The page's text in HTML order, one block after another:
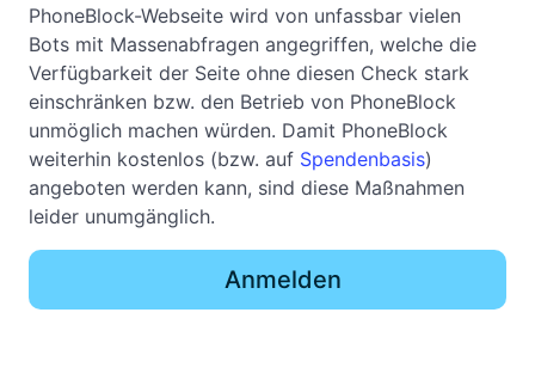
PhoneBlock-Webseite wird von unfassbar vielen
Bots mit Massenabfragen angegriffen, welche die
Verfügbarkeit der Seite ohne diesen Check stark
einschränken bzw. den Betrieb von PhoneBlock
unmöglich machen würden. Damit PhoneBlock
weiterhin kostenlos (bzw. auf Spendenbasis)
angeboten werden kann, sind diese Maßnahmen
leider unumgänglich.
Anmelden